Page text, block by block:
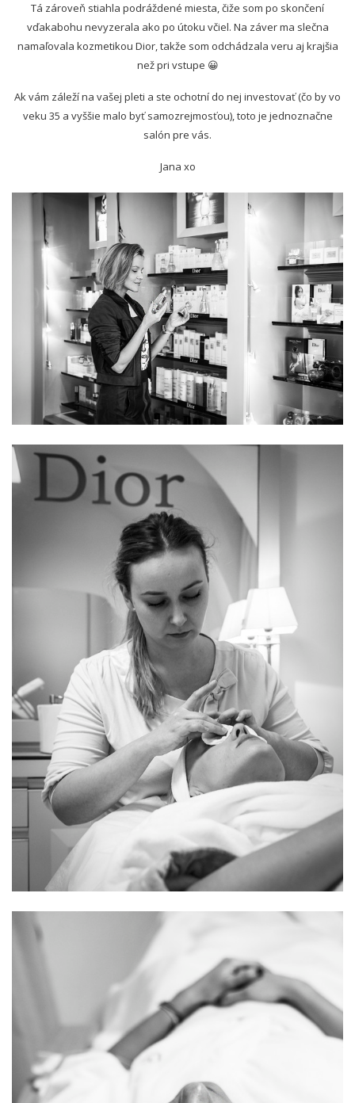
Tá zároveň stiahla podráždené miesta, čiže som po skončení
vďakabohu nevyzerala ako po útoku včiel. Na záver ma slečna
namaľovala kozmetikou Dior, takže som odchádzala veru aj krajšia
než pri vstupe 😀
Ak vám záleží na vašej pleti a ste ochotní do nej investovať (čo by vo
veku 35 a vyššie malo byť samozrejmosťou), toto je jednoznačne
salón pre vás.
Jana xo